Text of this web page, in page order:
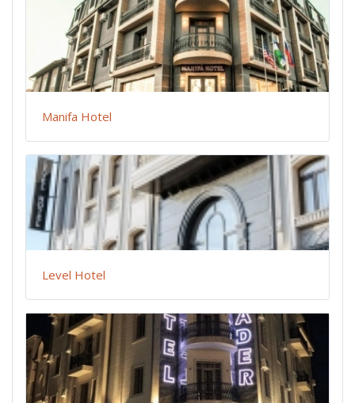
Manifa Hotel
Level Hotel